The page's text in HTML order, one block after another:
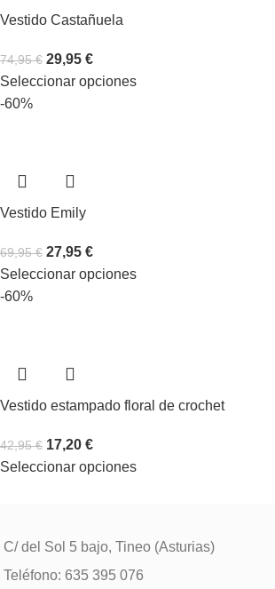
Vestido Castañuela
74,95€ 29,95 €
Seleccionar opciones
-60%
Vestido Emily
69,95€ 27,95 €
Seleccionar opciones
-60%
Vestido estampado floral de crochet
42,95€ 17,20 €
Seleccionar opciones
C/ del Sol 5 bajo, Tineo (Asturias)
Teléfono: 635 395 076